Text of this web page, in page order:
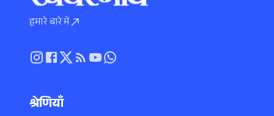
हमारे बारे में
श्रेणियाँ